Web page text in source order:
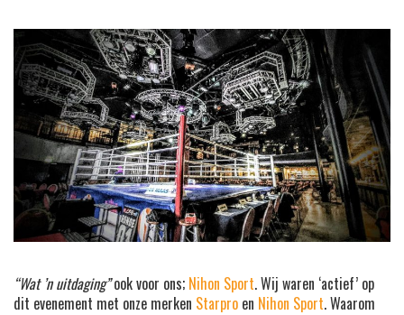
“Wat ’n uitdaging”ook voor ons; Nihon Sport. Wij waren ‘actief’ op
dit evenement met onze merken Starpro en Nihon Sport. Waarom